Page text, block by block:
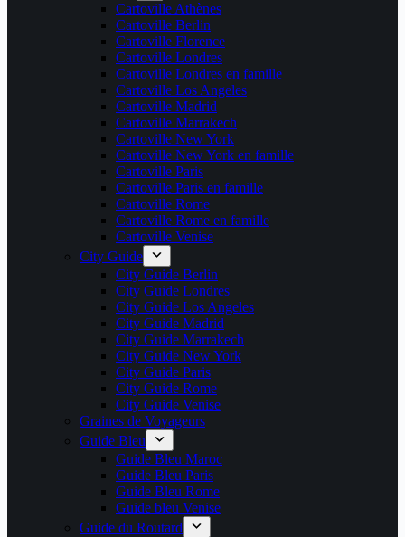
Cartoville Athènes
Cartoville Berlin
Cartoville Florence
Cartoville Londres
Cartoville Londres en famille
Cartoville Los Angeles
Cartoville Madrid
Cartoville Marrakech
Cartoville New York
Cartoville New York en famille
Cartoville Paris
Cartoville Paris en famille
Cartoville Rome
Cartoville Rome en famille
Cartoville Venise
City Guide
City Guide Berlin
City Guide Londres
City Guide Los Angeles
City Guide Madrid
City Guide Marrakech
City Guide New York
City Guide Paris
City Guide Rome
City Guide Venise
Graines de Voyageurs
Guide Bleu
Guide Bleu Maroc
Guide Bleu Paris
Guide Bleu Rome
Guide bleu Venise
Guide du Routard